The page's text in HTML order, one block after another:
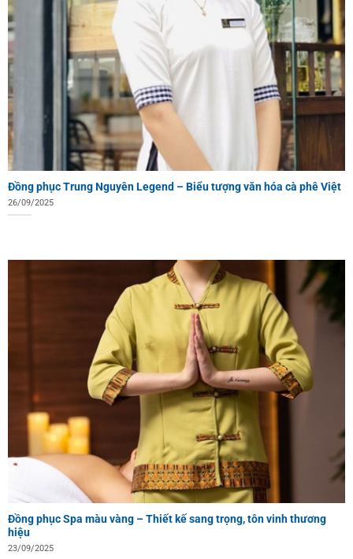
Đồng phục Trung Nguyên Legend – Biểu tượng văn hóa cà phê Việt
26/09/2025
Đồng phục Spa màu vàng – Thiết kế sang trọng, tôn vinh thương
hiệu
23/09/2025